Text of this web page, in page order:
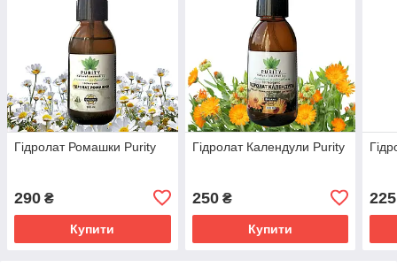
Гідролат Ромашки Purity
290 ₴
Купити
Гідролат Календули Purity
250₴
Купити
225